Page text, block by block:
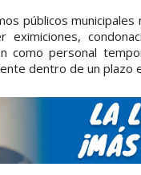
públicos
eximiciones,
como personal
dentro de un plazo